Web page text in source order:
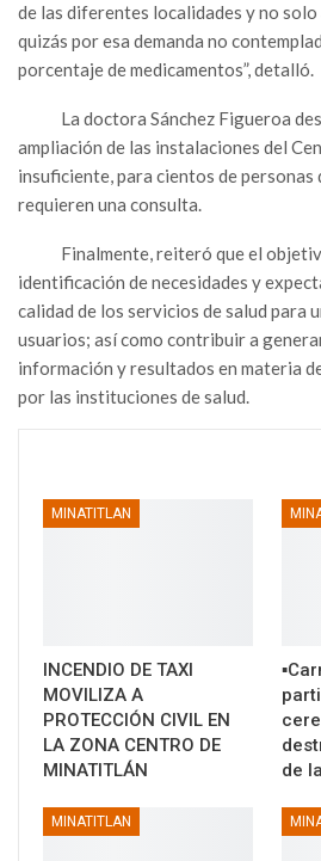
de las diferentes localidades y no solo
quizás por esa demanda no
porcentaje de medicamentos”, detalló.
La doctora Sánchez Figueroa
ampliación de las instalaciones del
insuficiente, para cientos de personas
requieren una consulta.
Finalmente, reiteró que el
identificación de necesidades y
calidad de los servicios de salud para
usuarios; así como contribuir a
información y resultados en materia
por las instituciones de salud.
MINATITLAN
INCENDIO DE TAXI
MOVILIZA A
PROTECCIÓN CIVIL EN
LA ZONA CENTRO DE
MINATITLÁN
de
MINATITLAN